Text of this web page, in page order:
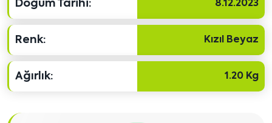
Doğum Tarihi: 8.12.2023
Renk: Kızıl Beyaz
Ağırlık: 1.20 Kg